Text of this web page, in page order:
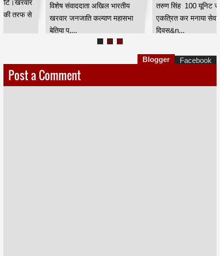
विशेष संवाददाता अखिल भारतीय
खरवार जनजाति कल्याण महासभा
तरुण सिंह 100 यूनिट रक्त
एकत्रित कर मनाया सेवा
Post a Comment
Blogger Facebook